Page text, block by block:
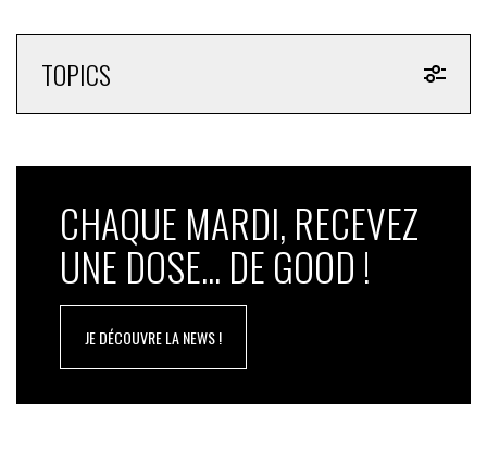
TOPICS
CHAQUE MARDI, RECEVEZ
UNE DOSE... DE GOOD !
JE DÉCOUVRE LA NEWS !